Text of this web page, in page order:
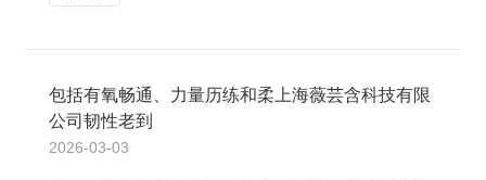
包括有氧畅通、力量历练和柔上海薇芸含科技有限
公司韧性老到
2026-03-03